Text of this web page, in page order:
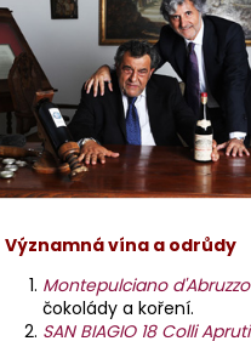
Významná vína a odrůdy
Montepulciano
čokolády a koření.
SAN BIAGIO 18 Colli